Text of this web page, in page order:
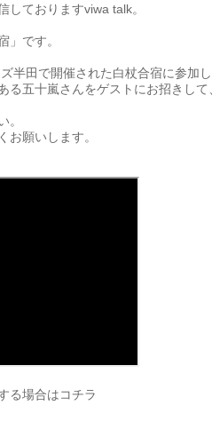
しておりますviwa talk。
」です。
半田で開催された白杖合宿に参加
る五十嵐さんをゲストにお招きし
。
お願いします。
る場合はコチラ